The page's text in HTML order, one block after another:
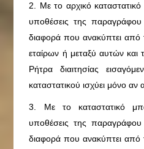
2. Με το αρχικό
υποθέσεις της
διαφορά που ανακύπτει από
εταίρων ή μεταξύ αυτών και
Ρήτρα διαιτησίας
καταστατικού ισχύει μόνο
3. Με το καταστατικό
υποθέσεις της
διαφορά που ανακύπτει από